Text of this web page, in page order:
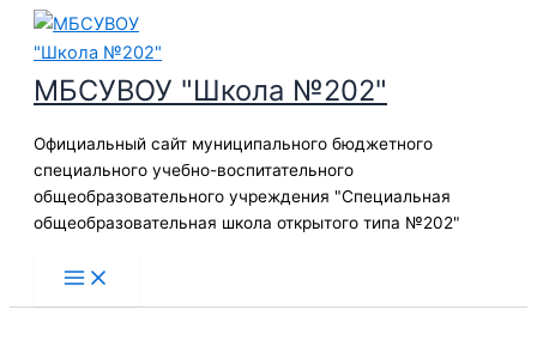
Перейти
содержимому
МБСУВОУ "Школа №202"
Официальный сайт муниципального бюджетного
специального учебно-воспитательного
общеобразовательного учреждения "Специальная
общеобразовательная школа открытого типа №202"